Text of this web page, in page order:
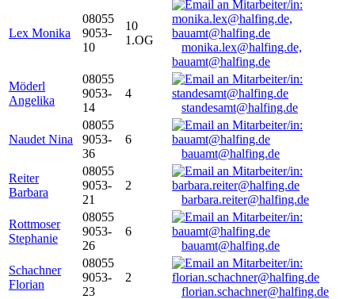
Lex Monika
08055
9053-
10
10
1.OG
monika.lex@halfing.de,
bauamt@halfing.de
Möderl
Angelika
08055
9053-
14
4
standesamt@halfing.de
Naudet Nina
08055
9053-
36
6
bauamt@halfing.de
Reiter
Barbara
08055
9053-
21
2
barbara.reiter@halfing.de
Rottmoser
Stephanie
08055
9053-
26
6
bauamt@halfing.de
Schachner
Florian
08055
9053-
23
2
florian.schachner@halfing.de